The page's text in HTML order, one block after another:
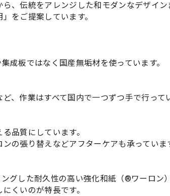
、伝統をアレンジした和モダンなデザイ
をご提案しています。
成板ではなく国産無垢材を使っています。
、作業はすべて国内で一つずつ手で行って
品質にしています。
の張り替えなどアフターケアも承っていま
グした耐久性の高い強化和紙（®ワーロン
くいのが特長です。